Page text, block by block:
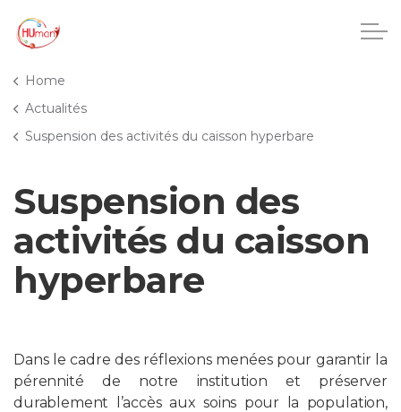
CHU Charleroi-Chimay
Maisons de repos
Crèches
Pôle enfance et adolescence
HUmani
Home
Actualités
Suspension des activités du caisson hyperbare
Suspension des
activités du caisson
hyperbare
Dans le cadre des réflexions menées pour garantir la
pérennité de notre institution et préserver
durablement l’accès aux soins pour la population,